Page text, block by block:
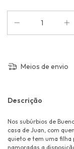
Meios de envio
Descrição
Nos subúrbios de
casa de Juan, com
quieto e tem uma filha
namoradas a